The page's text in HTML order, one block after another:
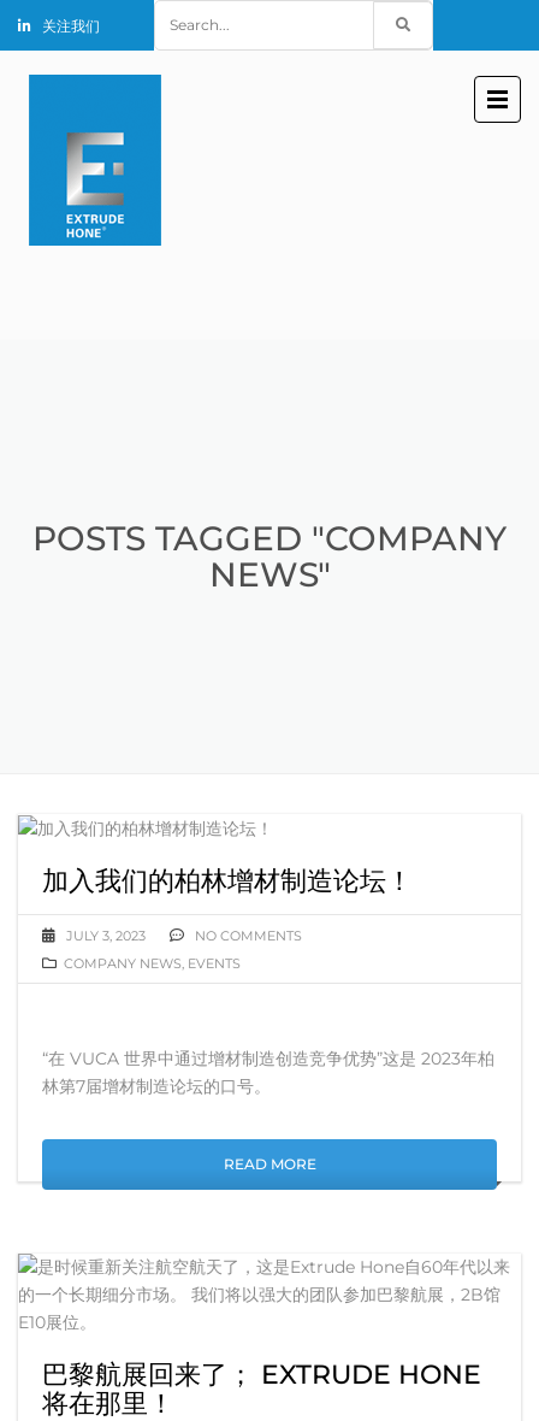
关注我们
for:
POSTS TAGGED "COMPANY
NEWS"
加入我们的柏林增材制造论坛！
JULY 3, 2023
NO COMMENTS
COMPANY NEWS, EVENTS
“在 VUCA 世界中通过增材制造创造竞争优势”这是 2023年柏
林第7届增材制造论坛的口号。
READ MORE
巴黎航展回来了； EXTRUDE HONE
将在那里！